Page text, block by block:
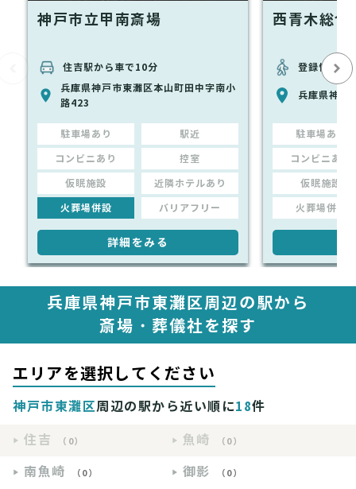
神戸市立甲南斎場
住吉駅から車で10分
兵庫県神戸市東灘区本山町田中字南小
路423
駐車場あり 駅近
コンビニあり 控室
仮眠施設 近隣ホテルあり
火葬場併設 バリアフリー
詳細をみる
西青木総合
登録情報な
兵庫県神戸
駐車場あり
コンビニあり
仮眠施設
火葬場併設
兵庫県神戸市東灘区周辺の駅から
斎場・葬儀社を探す
エリアを選択してください
神戸市東灘区周辺の駅から近い順に18件
住吉
（0） 魚崎 （0）
南魚崎 （0） 御影 （0）